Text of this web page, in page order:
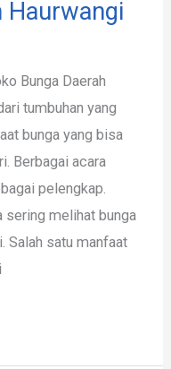
Haurwangi
Bunga Daerah
tumbuhan yang
bunga yang bisa
Berbagai acara
pelengkap.
sering melihat bunga
Salah satu manfaat